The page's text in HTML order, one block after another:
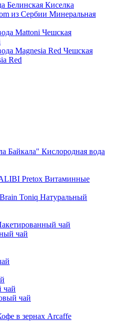
Белинская Киселка
Минеральная
Чешская
Чешская
Red
Кислородная вода
Витаминные
Натуральный
чай
чай
чай
чай
в зернах Arcaffe